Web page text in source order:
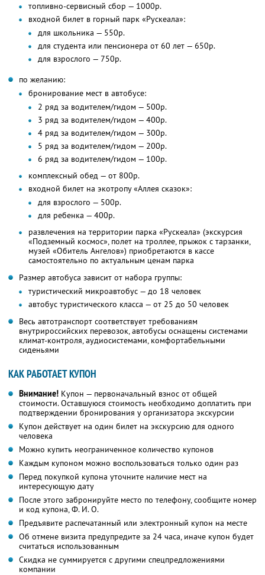
топливно-сервисный сбор — 1000р.
входной билет в горный парк «Рускеала»:
для школьника — 550р.
для студента или пенсионера от 60 лет — 650р.
для взрослого — 750р.
по желанию:
бронирование мест в автобусе:
2 ряд за водителем/гидом — 500р.
3 ряд за водителем/гидом — 400р.
4 ряд за водителем/гидом — 300р.
5 ряд за водителем/гидом — 200р.
6 ряд за водителем/гидом — 100р.
комплексный обед — от 800р.
входной билет на экотропу «Аллея сказок»:
для взрослого — 500р.
для ребенка — 400р.
развлечения на территории парка «Рускеала» (экскурсия
«Подземный космос», полет на троллее, прыжок с тарзанки,
музей «Обитель Ангелов») приобретаются в кассе
самостоятельно по актуальным ценам парка
Размер автобуса зависит от набора группы:
туристический микроавтобус — до 18 человек
автобус туристического класса — от 25 до 50 человек
Весь автотранспорт соответствует требованиям
внутрироссийских перевозок, автобусы оснащены системами
климат-контроля, аудиосистемами, комфортабельными
сиденьями
КАК РАБОТАЕТ КУПОН
Внимание! Купон — первоначальный взнос от общей
стоимости. Оставшуюся стоимость необходимо доплатить при
подтверждении бронирования у организатора экскурсии
Купон действует на один билет на экскурсию для одного
человека
Можно купить неограниченное количество купонов
Каждым купоном можно воспользоваться только один раз
Перед покупкой купона уточните наличие мест на
интересующую дату
После этого забронируйте место по телефону, сообщите номер
и код купона, Ф. И. О.
Предъявите распечатанный или электронный купон на месте
Об отмене визита предупредите за 24 часа, иначе купон будет
считаться использованным
Скидка не суммируется с другими спецпредложениями
компании